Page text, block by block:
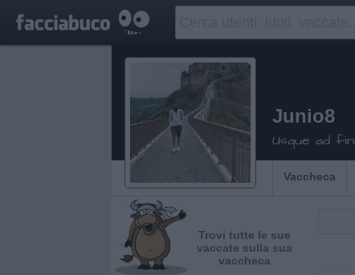
Junio8
Usque ad
Vaccheca
Trovi tutte le sue
vaccate sulla sua
vaccheca